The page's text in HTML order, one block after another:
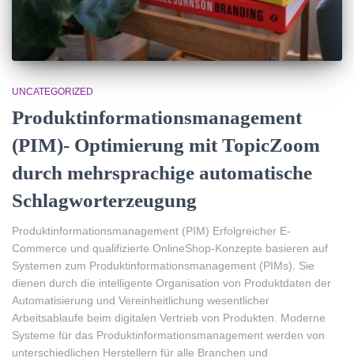
UNCATEGORIZED
Produktinformationsmanagement
(PIM)- Optimierung mit TopicZoom
durch mehrsprachige automatische
Schlagworterzeugung
Produktinformationsmanagement (PIM) Erfolgreicher E-
Commerce und qualifizierte OnlineShop-Konzepte basieren auf
Systemen zum Produktinformationsmanagement (PIMs). Sie
dienen durch die intelligente Organisation von Produktdaten der
Automatisierung und Vereinheitlichung wesentlicher
Arbeitsablaufe beim digitalen Vertrieb von Produkten. Moderne
Systeme für das Produktinformationsmanagement werden von
unterschiedlichen Herstellern für alle Branchen und